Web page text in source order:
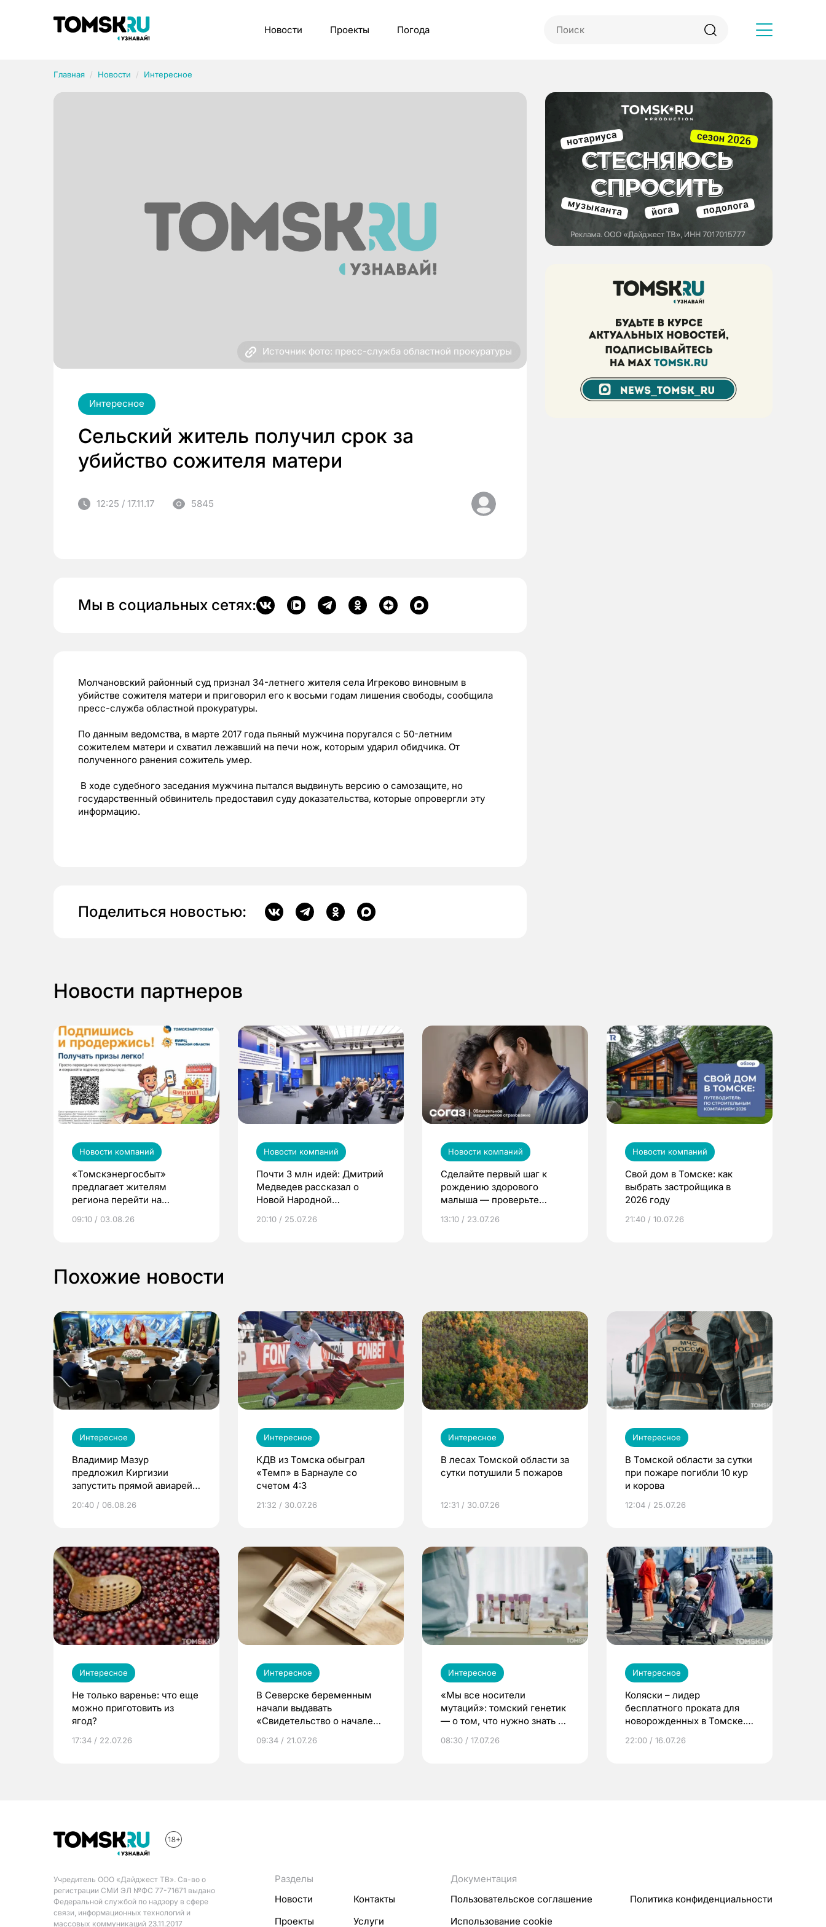
Новости Проекты Погода
Главная Новости Интересное
Источник фото: пресс-служба областной прокуратуры
Интересное
Сельский житель получил срок за
убийство сожителя матери
12:25 / 17.11.17 5845
Мы в социальных сетях:
Молчановский районный суд признал 34-летнего жителя села Игреково виновным в
убийстве сожителя матери и приговорил его к восьми годам лишения свободы, сообщила
пресс-служба областной прокуратуры.
По данным ведомства, в марте 2017 года пьяный мужчина поругался с 50-летним
сожителем матери и схватил лежавший на печи нож, которым ударил обидчика. От
полученного ранения сожитель умер.
В ходе судебного заседания мужчина пытался выдвинуть версию о самозащите, но
государственный обвинитель предоставил суду доказательства, которые опровергли эту
информацию.
Поделиться новостью:
Новости партнеров
Новости компаний
«Томскэнергосбыт»
предлагает жителям
региона перейти на
выиграть призы
09:10 / 03.08.26
Новости компаний
Почти 3 млн идей: Дмитрий
Медведев рассказал о
Новой Народной
20:10 / 25.07.26
Новости компаний
Сделайте первый шаг к
рождению здорового
малыша — проверьте
по ОМС!
13:10 / 23.07.26
Новости компаний
Свой дом в Томске: как
выбрать застройщика в
2026 году
21:40 / 10.07.26
Похожие новости
Интересное
Владимир Мазур
предложил Киргизии
запустить прямой авиарейс
20:40 / 06.08.26
Интересное
КДВ из Томска обыграл
«Темп» в Барнауле со
счетом 4:3
21:32 / 30.07.26
Интересное
В лесах Томской области за
сутки потушили 5 пожаров
12:31 / 30.07.26
Интересное
В Томской области за сутки
при пожаре погибли 10 кур
и корова
12:04 / 25.07.26
Интересное
Не только варенье: что еще
можно приготовить из
ягод?
17:34 / 22.07.26
Интересное
В Северске беременным
начали выдавать
«Свидетельство о начале
09:34 / 21.07.26
Интересное
«Мы все носители
мутаций»: томский генетик
— о том, что нужно знать до
08:30 / 17.07.26
Интересное
Коляски – лидер
бесплатного проката для
новорожденных в Томске.
22:00 / 16.07.26
Учредитель ООО «Дайджест ТВ». Св-во о
регистрации СМИ ЭЛ №ФС 77-71671 выдано
Федеральной службой по надзору в сфере
связи, информационных технологий и
массовых коммуникаций 23.11.2017
Разделы
Новости
Контакты
Проекты
Услуги
Документация
Пользовательское соглашение
Политика конфиденциальности
Использование cookie
Рубрики